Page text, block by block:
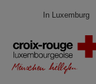
In Luxemburg